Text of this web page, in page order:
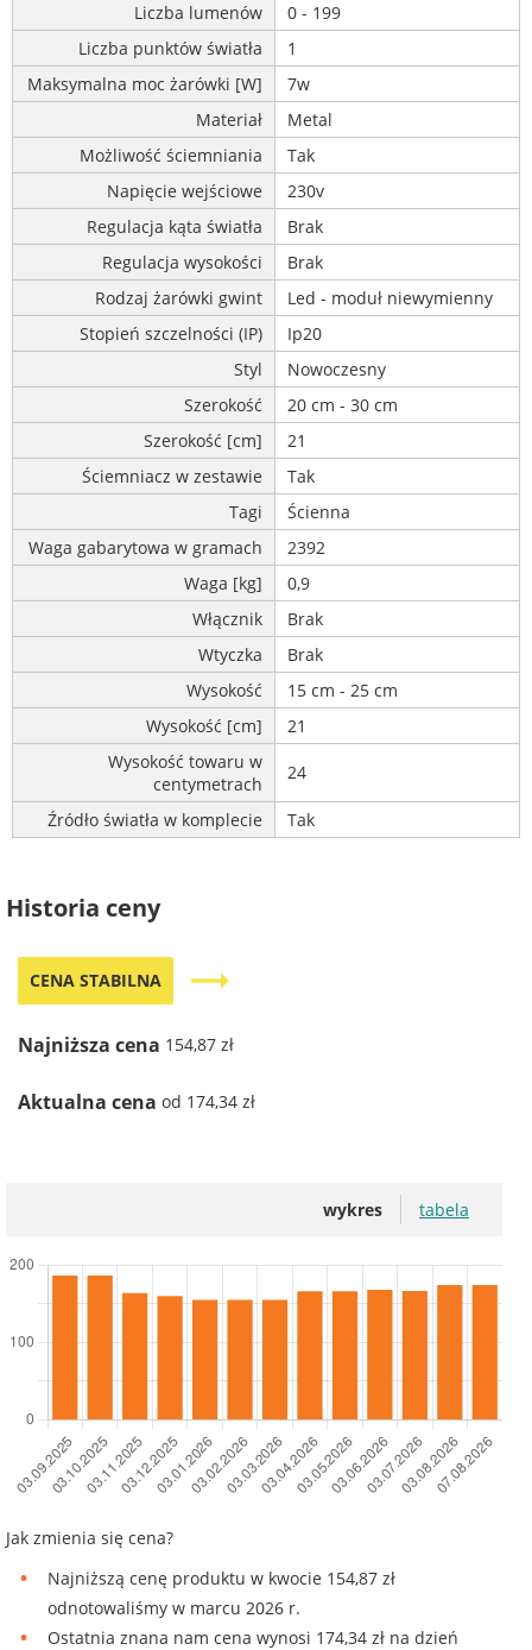
Liczba lumenów
0 - 199
Liczba punktów światła
1
Maksymalna moc żarówki [W]
7w
Materiał
Metal
Możliwość ściemniania
Tak
Napięcie wejściowe
230v
Regulacja kąta światła
Brak
Regulacja wysokości
Brak
Rodzaj żarówki gwint
Led - moduł niewymienny
Stopień szczelności (IP)
Ip20
Styl
Nowoczesny
Szerokość
20 cm - 30 cm
Szerokość [cm]
21
Ściemniacz w zestawie
Tak
Tagi
Ścienna
Waga gabarytowa w gramach
2392
Waga [kg]
0,9
Włącznik
Brak
Wtyczka
Brak
Wysokość
15 cm - 25 cm
Wysokość [cm]
21
Wysokość towaru w
centymetrach
24
Źródło światła w komplecie Tak
Historia ceny
CENA STABILNA trending_flat
Najniższa cena 154,87 zł
Aktualna cena od 174,34 zł
wykres tabela
Jak zmienia się cena?
Najniższą cenę produktu w kwocie 154,87 zł
odnotowaliśmy w marcu 2026 r.
Ostatnia znana nam cena wynosi 174,34 zł na dzień